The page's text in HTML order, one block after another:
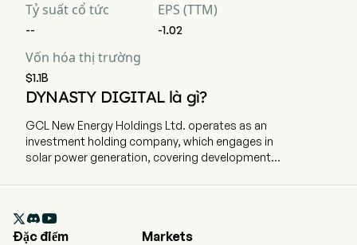
Tỷ suất cổ tức
--
EPS (TTM)
-1.02
Vốn hóa thị trường
$1.1B
DYNASTY DIGITAL là gì?
GCL New Energy Holdings Ltd. operates as an
investment holding company, which engages in
solar power generation, covering development,
operation and management of solar power
plants. The firm is also engaged the distribution

Đặc điểm
Markets